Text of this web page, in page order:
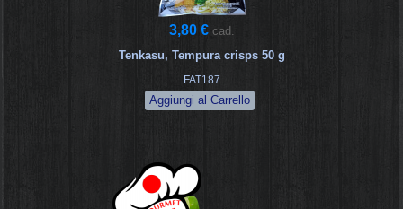
3,80 € cad.
Tenkasu, Tempura crisps 50 g
FAT187